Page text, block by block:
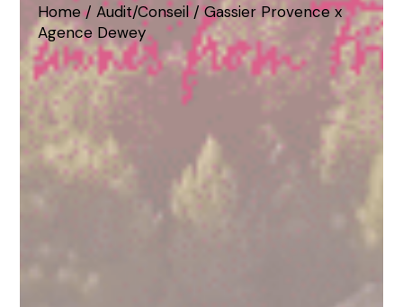
Home Audit/Conseil
Gassier Provence x
Agence Dewey